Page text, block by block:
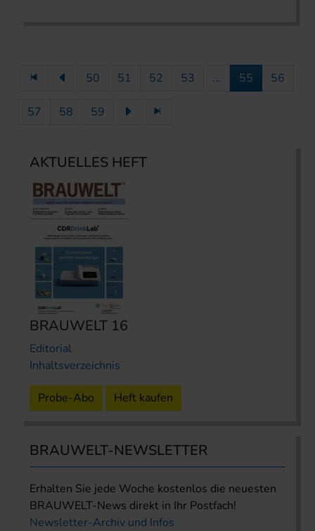
50 51 52 53 ... 55 56
57 58 59
AKTUELLES HEFT
BRAUWELT 16
Editorial
Inhaltsverzeichnis
Probe-Abo Heft kaufen
BRAUWELT-NEWSLETTER
Erhalten Sie jede Woche kostenlos die neuesten
BRAUWELT-News direkt in Ihr Postfach!
Newsletter-Archiv und Infos